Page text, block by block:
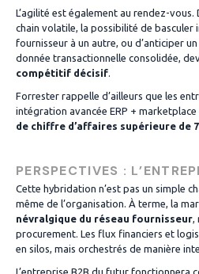
L’agilité est également au rendez-
chain volatile, la possibilité de basculer
fournisseur à un autre, ou d’anticiper
donnée transactionnelle consolidée,
compétitif décisif.
Forrester rappelle d’ailleurs que les
intégration avancée ERP +
de chiffre d’affaires supérieure de
PERSPECTIVES :
Cette hybridation n’est pas un simple
même de l’organisation. À terme, la
névralgique du réseau fournisseur,
procurement. Les flux financiers et
en silos, mais orchestrés de manière